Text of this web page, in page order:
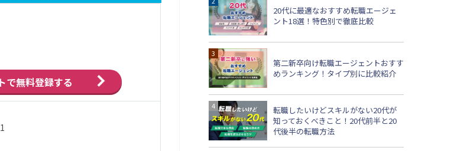
で無料登録する
20代に最適なおすすめ転職エージェ
ント18選！特色別で徹底比較
第二新卒向け転職エージェントおすす
めランキング！タイプ別に比較紹介
転職したいけどスキルがない20代が
知っておくべきこと！20代前半と20
代後半の転職方法